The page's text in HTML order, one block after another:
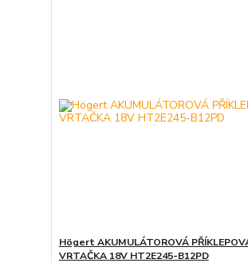
Högert AKUMULÁTOROVÁ
VRTAČKA 18V HT2E245-B12PD